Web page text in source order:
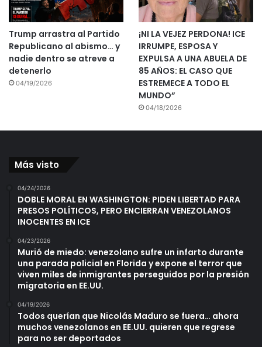
Trump arrastra al Partido
Republicano al abismo… y
nadie dentro se atreve a
detenerlo
04/19/2026
¡NI LA VEJEZ PERDONA! ICE
IRRUMPE, ESPOSA Y
EXPULSA A UNA ABUELA DE
85 AÑOS: EL CASO QUE
ESTREMECE A TODO EL
MUNDO”
04/18/2026
Más visto
04/24/2026
DOBLE MORAL EN WASHINGTON: PIDEN LIBERTAD PARA
PRESOS POLÍTICOS, PERO ENCIERRAN VENEZOLANOS
INOCENTES EN ICE
04/23/2026
Murió de miedo: venezolano sufre un infarto durante
una parada policial en Florida y expone el terror que
viven miles de inmigrantes perseguidos por la presión
migratoria en EE.UU.
04/19/2026
Todos querían que Nicolás Maduro se fuera… ahora
muchos venezolanos en EE.UU. quieren que regrese
para no ser deportados